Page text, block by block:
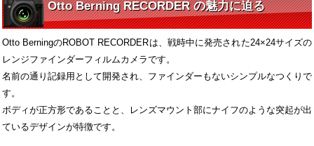
Otto Berning RECORDER の魅力に迫る
Otto BerningのROBOT RECORDERは、戦時中に発売された24×24サイズの
レンジファインダーフィルムカメラです。
名前の通り記録用として開発され、ファインダーもないシンプルなつくりで
す。
ボディが正方形であることと、レンズマウント部にナイフのような突起が出
ているデザインが特徴です。